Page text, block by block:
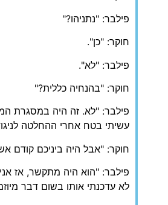
פילבר: "נתניהו?"
חוקר: "כן".
פילבר: "לא".
חוקר: "בהנחיה כללית?"
פילבר: "לא. זה היה במסגרת
עשיתי בטח אחרי ההחלטה
חוקר: "אבל היה ביניכם קודם
פילבר: "הוא היה מתקשר, אז אני
לא עדכנתי אותו בשום דבר